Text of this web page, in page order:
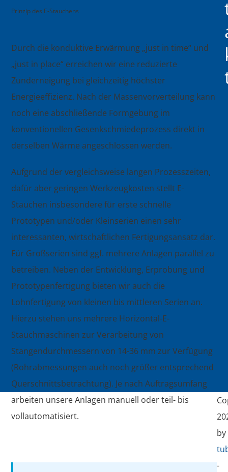
Prinzip des E-Stauchens
Durch die konduktive Erwärmung „just in time“ und
„just in place“ erreichen wir eine reduzierte
Zunderneigung bei gleichzeitig höchster
Energieeffizienz. Nach der Massenvorverteilung kann
noch eine abschließende Formgebung im
konventionellen Gesenkschmiedeprozess direkt in
derselben Wärme angeschlossen werden.
Aufgrund der vergleichsweise langen Prozesszeiten,
dafür aber geringen Werkzeugkosten stellt E-
Stauchen insbesondere für erste schnelle
Prototypen und/oder Kleinserien einen sehr
interessanten, wirtschaftlichen Fertigungsansatz dar.
Für Großserien sind ggf. mehrere Anlagen parallel zu
betreiben. Neben der Entwicklung, Erprobung und
Prototypenfertigung bieten wir auch die
Lohnfertigung von kleinen bis mittleren Serien an.
Hierzu stehen uns mehrere Horizontal-E-
Stauchmaschinen zur Verarbeitung von
Stangendurchmessern von 14-36 mm zur Verfügung
(Rohrabmessungen auch noch größer entsprechend
Querschnittsbetrachtung). Je nach Auftragsumfang
arbeiten unsere Anlagen manuell oder teil- bis
vollautomatisiert.
by
-